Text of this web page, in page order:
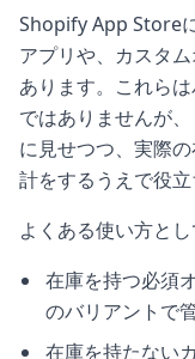
Shopify App Store
アプリや、カスタ
あります。これら
ではありませんが
に見せつつ、実際
計をするうえで役立
よくある使い方と
在庫を持つ必須
のバリアントで
在庫を持たない